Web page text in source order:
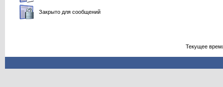
Закрыто для сообщений
Текущее